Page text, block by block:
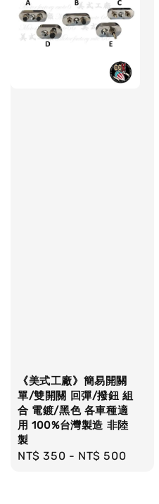
《美式工廠》簡易開關
單/雙開關 回彈/撥鈕 組
合 電鍍/黑色 各車種適
用 100%台灣製造 非陸
製
Regular
NT$ 350 - NT$ 500